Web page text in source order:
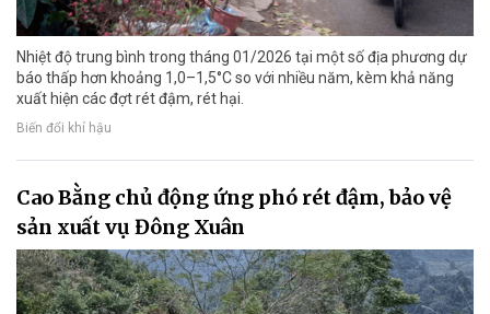
Nhiệt độ trung bình trong tháng 01/2026 tại một số địa phương dự
báo thấp hơn khoảng 1,0–1,5°C so với nhiều năm, kèm khả năng
xuất hiện các đợt rét đậm, rét hại.
Biến đổi khí hậu
Cao Bằng chủ động ứng phó rét đậm, bảo vệ
sản xuất vụ Đông Xuân